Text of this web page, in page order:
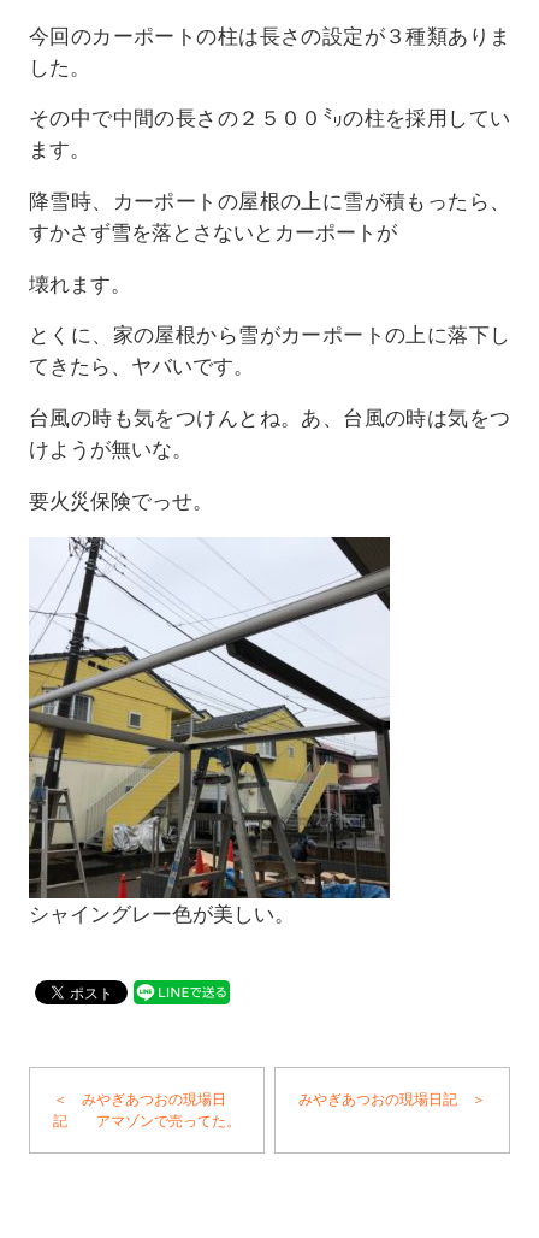
今回のカーポートの柱は長さの設定が３種類ありま
した。
その中で中間の長さの２５００㍉の柱を採用してい
ます。
降雪時、カーポートの屋根の上に雪が積もったら、
すかさず雪を落とさないとカーポートが
壊れます。
とくに、家の屋根から雪がカーポートの上に落下し
てきたら、ヤバいです。
台風の時も気をつけんとね。あ、台風の時は気をつ
けようが無いな。
要火災保険でっせ。
シャイングレー色が美しい。
＜ みやぎあつおの現場日
記 アマゾンで売ってた。
みやぎあつおの現場日記 ＞